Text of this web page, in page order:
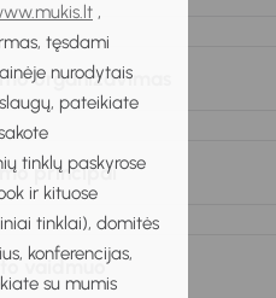
,
tęsdami
nurodytais
pateikiate
tinklų paskyrose
ir kituose
tinklai), domitės
konferencijas,
su mumis
organizavimas
principai
vaidmuo